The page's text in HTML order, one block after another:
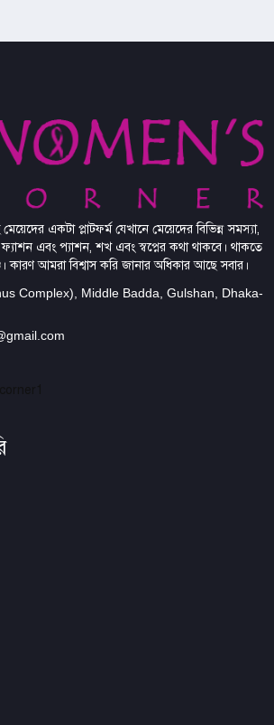
একটা প্লাটফর্ম যেখানে মেয়েদের বিভিন্ন সমস্যা,
ফ্যাশন এবং প্যাশন, শখ এবং স্বপ্নের কথা থাকবে। থাকতে
কারণ আমরা বিশ্বাস করি জানার অধিকার আছে সবার।
Complex), Middle Badda, Gulshan, Dhaka-